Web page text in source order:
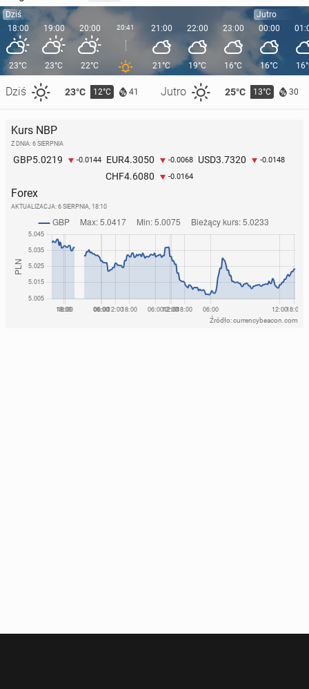
Dziś
18:00
23°C
Dziś 23°C 12°C 41 Jutro 25°C 13°C 30
19:00
23°C
20:00
22°C
20:41 21:00
21°C
22:00
19°C
23:00
16°C
Jutro
00:00
16°C
Kurs NBP
Z DNIA: 6 SIERPNIA
GBP5.0219 -0.0144 EUR4.3050 -0.0068 USD3.7320 -0.0148
CHF4.6080 -0.0164
Forex
AKTUALIZACJA: 6 SIERPNIA, 18:10
Źródło: currencybeacon.com